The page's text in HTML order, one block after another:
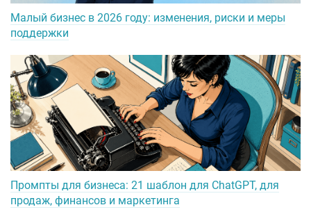
Малый бизнес в 2026 году: изменения, риски и меры
поддержки
Промпты для бизнеса: 21 шаблон для ChatGPT, для
продаж, финансов и маркетинга